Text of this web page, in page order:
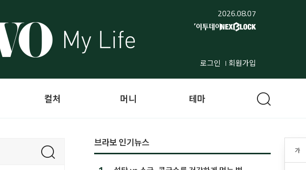
2026.08.07
로그인 회원가입
가
컬처 머니 테마
브라보 인기뉴스